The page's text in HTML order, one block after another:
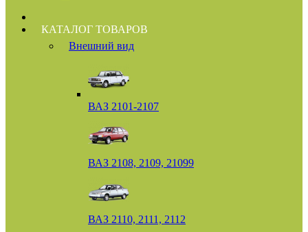
КАТАЛОГ ТОВАРОВ
Внешний вид
ВАЗ 2101-2107
ВАЗ 2108, 2109, 21099
ВАЗ 2110, 2111, 2112